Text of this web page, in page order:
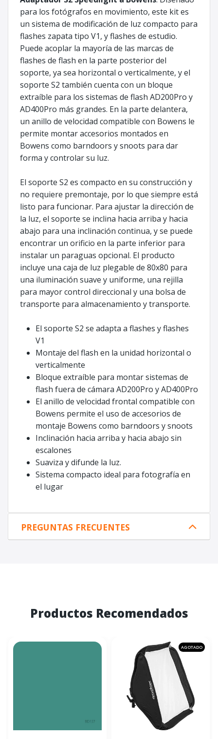
para los fotógrafos en movimiento, este kit es
un sistema de modificación de luz compacto para
flashes zapata tipo V1, y flashes de estudio.
Puede acoplar la mayoría de las marcas de
flashes de flash en la parte posterior del
soporte, ya sea horizontal o verticalmente, y el
soporte S2 también cuenta con un bloque
extraíble para los sistemas de flash AD200Pro y
AD400Pro más grandes. En la parte delantera,
un anillo de velocidad compatible con Bowens le
permite montar accesorios montados en
Bowens como barndoors y snoots para dar
forma y controlar su luz.
El soporte S2 es compacto en su construcción y
no requiere premontaje, por lo que siempre está
listo para funcionar. Para ajustar la dirección de
la luz, el soporte se inclina hacia arriba y hacia
abajo para una inclinación continua, y se puede
encontrar un orificio en la parte inferior para
instalar un paraguas opcional. El producto
incluye una caja de luz plegable de 80x80 para
una iluminación suave y uniforme, una rejilla
para mayor control direccional y una bolsa de
transporte para almacenamiento y transporte.
El soporte S2 se adapta a flashes y flashes
V1
Montaje del flash en la unidad horizontal o
verticalmente
Bloque extraíble para montar sistemas de
flash fuera de cámara AD200Pro y AD400Pro
El anillo de velocidad frontal compatible con
Bowens permite el uso de accesorios de
montaje Bowens como barndoors y snoots
Inclinación hacia arriba y hacia abajo sin
escalones
Suaviza y difunde la luz.
Sistema compacto ideal para fotografía en
el lugar
PREGUNTAS FRECUENTES
Productos Recomendados
AGOTADO